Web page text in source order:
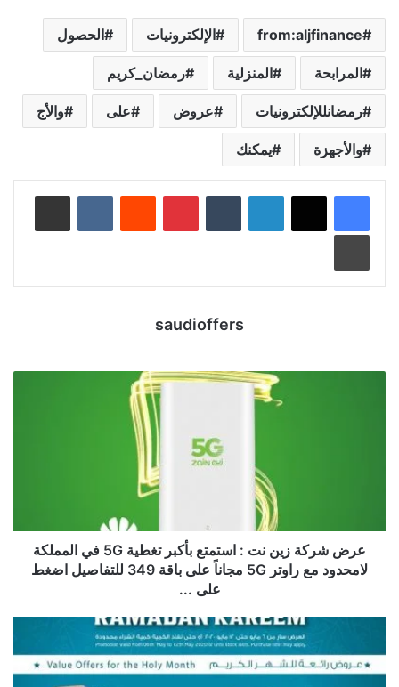
from:aljfinance الإلكترونيات الحصول
المرابحة المنزلية رمضان_كريم
رمضانللإلكترونيات عروض على والأج
والأجهزة يمكنك
لينكدإن بينتيريست
saudioffers
عرض شركة زين نت : استمتع بأكبر تغطية 5G في المملكة
لامحدود مع راوتر 5G مجاناً على باقة 349 للتفاصيل اضغط
على ...